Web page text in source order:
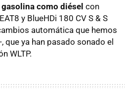
como diésel con
y BlueHDi 180 CV S & S
automática que hemos
que ya han pasado sonado el
WLTP.